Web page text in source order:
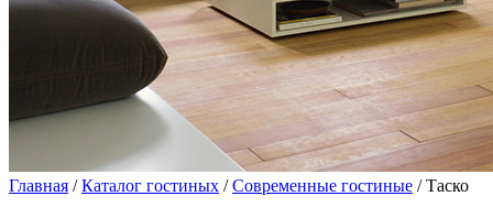
Главная /Каталог гостиных /Современные гостиные / Таско